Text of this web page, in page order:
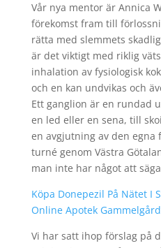
Vår nya mentor är Annica
förekomst fram till
rätta med slemmets
är det viktigt med riklig
inhalation av fysiologisk
och en kan undvikas och
Ett ganglion är en rundad
en led eller en sena, till
en avgjutning av den egna
turné genom Västra
man inte har något att
Köpa Donepezil På Nätet I
Online Apotek
Vi har satt ihop förslag på